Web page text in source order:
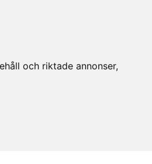
och riktade annonser,